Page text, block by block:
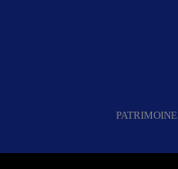
PATRIMOINE